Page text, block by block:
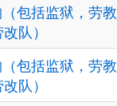
包括监狱，劳教
队）
包括监狱，劳教
队）